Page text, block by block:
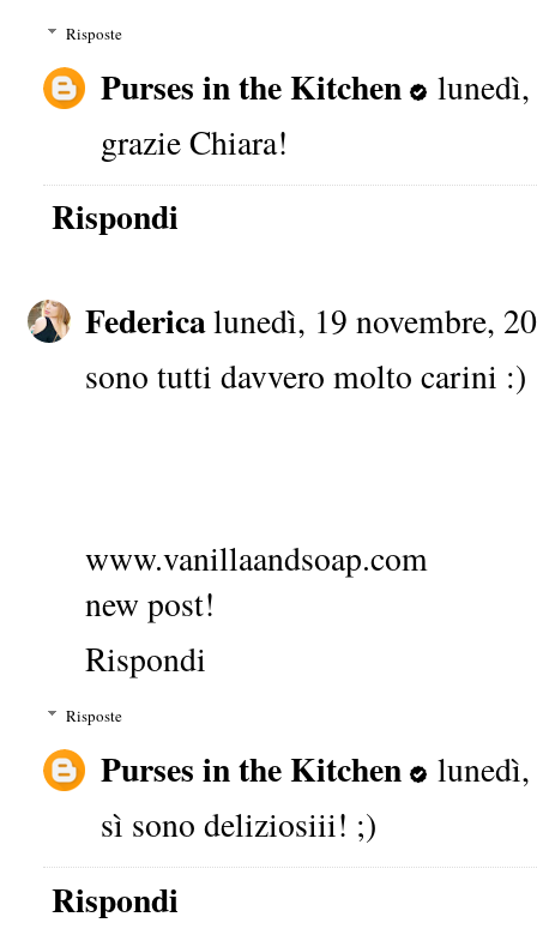
Risposte
Purses in the Kitchen
lunedì,
grazie Chiara!
Rispondi
Federicalunedì, 19 novembre,
sono tutti davvero molto carini :)
www.vanillaandsoap.com
new post!
Rispondi
Risposte
Purses in the Kitchen
lunedì,
sì sono deliziosiii! ;)
Rispondi